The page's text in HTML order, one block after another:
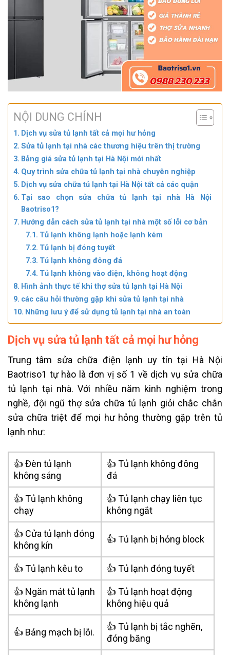
NỘI DUNG CHÍNH
Dịch vụ sửa tủ lạnh tất cả mọi hư hỏng
Sửa tủ lạnh tại nhà các thương hiệu trên thị trường
Bảng giá sửa tủ lạnh tại Hà Nội mới nhất
Quy trình sửa chữa tủ lạnh tại nhà chuyên nghiệp
Dịch vụ sửa chữa tủ lạnh tại Hà Nội tất cả các quận
Tại sao chọn sửa chữa tủ lạnh tại nhà Hà Nội
Baotriso1?
Hướng dẫn cách sửa tủ lạnh tại nhà một số lỗi cơ bản
Tủ lạnh không lạnh hoặc lạnh kém
Tủ lạnh bị đóng tuyết
Tủ lạnh không đông đá
Tủ lạnh không vào điện, không hoạt động
Hình ảnh thực tế khi thợ sửa tủ lạnh tại Hà Nội
các câu hỏi thường gặp khi sửa tủ lạnh tại nhà
Những lưu ý để sử dụng tủ lạnh tại nhà an toàn
Dịch vụ sửa tủ lạnh tất cả mọi hư hỏng
Trung tâm sửa chữa điện lạnh uy tín tại Hà Nội
Baotriso1 tự hào là đơn vị số 1 về dịch vụ sửa chữa
tủ lạnh tại nhà. Với nhiều năm kinh nghiệm trong
nghề, đội ngũ thợ sửa chữa tủ lạnh giỏi chắc chắn
sửa chữa triệt để mọi hư hỏng thường gặp trên tủ
lạnh như:
👍 Đèn tủ lạnh
không sáng
👍 Tủ lạnh không đông
đá
👍 Tủ lạnh không
chạy
👍 Tủ lạnh chạy liên tục
không ngắt
👍 Cửa tủ lạnh đóng
không kín
👍 Tủ lạnh bị hỏng block
👍 Tủ lạnh kêu to 👍 Tủ lạnh đóng tuyết
👍 Ngăn mát tủ lạnh
không lạnh
👍 Tủ lạnh hoạt động
không hiệu quả
👍 Bảng mạch bị lỗi.
👍 Tủ lạnh bị tắc nghẽn,
đóng băng